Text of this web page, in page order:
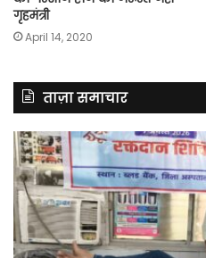
गृहमंत्री
April 14, 2020
ताज़ा समाचार